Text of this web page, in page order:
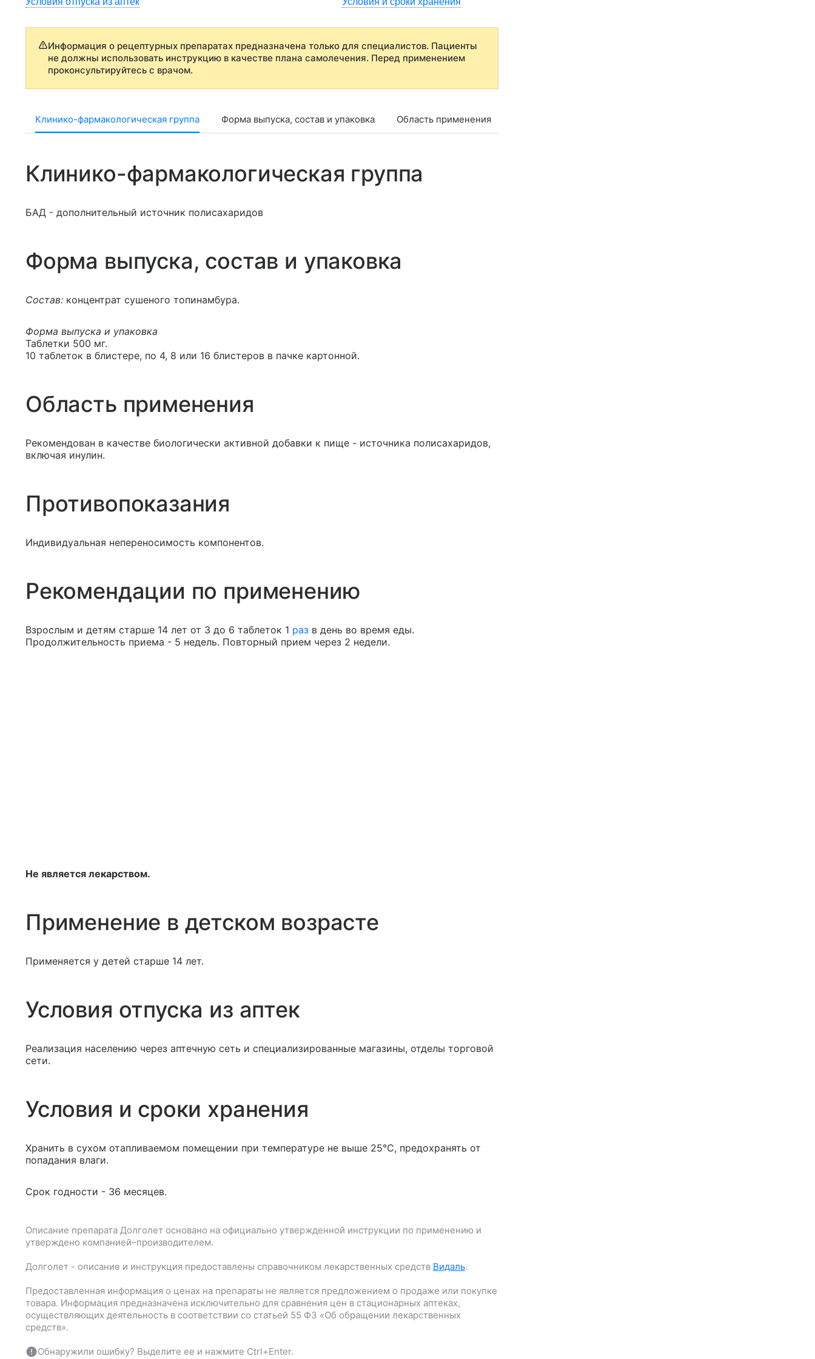
Информация о рецептурных препаратах предназначена только для специалистов. Пациенты
не должны использовать инструкцию в качестве плана самолечения. Перед применением
проконсультируйтесь с врачом.
Клинико-фармакологическая группа Форма выпуска, состав и упаковка Область применения
Клинико-фармакологическая группа
БАД - дополнительный источник полисахаридов
Форма выпуска, состав и упаковка
Состав: концентрат сушеного топинамбура.
Форма выпуска и упаковка
Таблетки 500 мг.
10 таблеток в блистере, по 4, 8 или 16 блистеров в пачке картонной.
Область применения
Рекомендован в качестве биологически активной добавки к пище - источника полисахаридов,
включая инулин.
Противопоказания
Индивидуальная непереносимость компонентов.
Рекомендации по применению
Взрослым и детям старше 14 лет от 3 до 6 таблеток 1 раз в день во время еды.
Продолжительность приема - 5 недель. Повторный прием через 2 недели.
Не является лекарством.
Применение в детском возрасте
Применяется у детей старше 14 лет.
Условия отпуска из аптек
Реализация населению через аптечную сеть и специализированные магазины, отделы торговой
сети.
Условия и сроки хранения
Хранить в сухом отапливаемом помещении при температуре не выше 25°С, предохранять от
попадания влаги.
Срок годности - 36 месяцев.
Описание препарата Долголет основано на официально утвержденной инструкции по применению и
утверждено компанией–производителем.
Долголет - описание и инструкция предоставлены справочником лекарственных средств Видаль.
Предоставленная информация о ценах на препараты не является предложением о продаже или покупке
товара. Информация предназначена исключительно для сравнения цен в стационарных аптеках,
осуществляющих деятельность в соответствии со статьей 55 ФЗ «Об обращении лекарственных
средств».
Обнаружили ошибку? Выделите ее и нажмите Ctrl+Enter.